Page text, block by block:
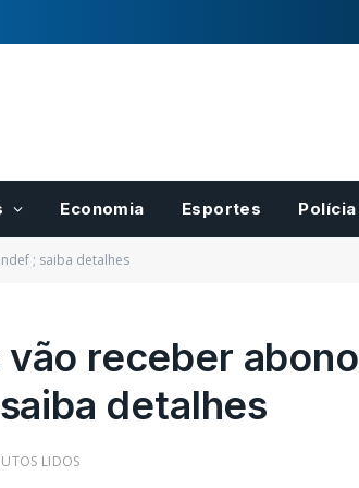
Economia Esportes Polícia
; saiba detalhes
receber abono
detalhes
LIDOS